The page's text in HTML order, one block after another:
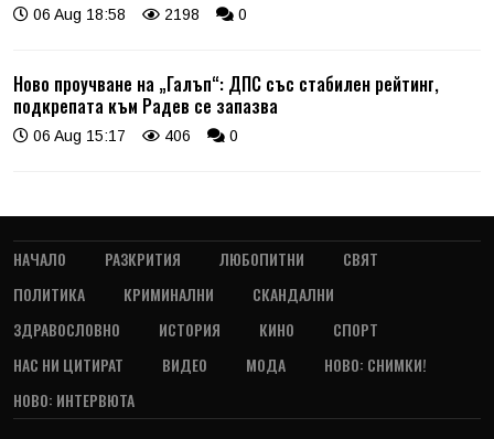
06 Aug 18:58 2198 0
Ново проучване на „Галъп“: ДПС със стабилен рейтинг,
подкрепата към Радев се запазва
06 Aug 15:17 406 0
НАЧАЛО РАЗКРИТИЯ ЛЮБОПИТНИ
СВЯТ
ПОЛИТИКА
КРИМИНАЛНИ
СКАНДАЛНИ
ЗДРАВОСЛОВНО
ИСТОРИЯ КИНО
СПОРТ
НАС НИ ЦИТИРАТ
ВИДЕО МОДА
НОВО: СНИМКИ!
НОВО: ИНТЕРВЮТА